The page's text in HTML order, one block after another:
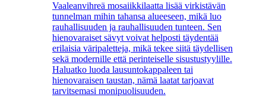
Vaaleanvihreä mosaiikkilaatta lisää virkistävän
tunnelman mihin tahansa alueeseen, mikä luo
rauhallisuuden ja rauhallisuuden tunteen. Sen
hienovaraiset sävyt voivat helposti täydentää
erilaisia ​​väripaletteja, mikä tekee siitä täydellisen
sekä modernille että perinteiselle sisustustyylille.
Haluatko luoda lausuntokappaleen tai
hienovaraisen taustan, nämä laatat tarjoavat
tarvitsemasi monipuolisuuden.